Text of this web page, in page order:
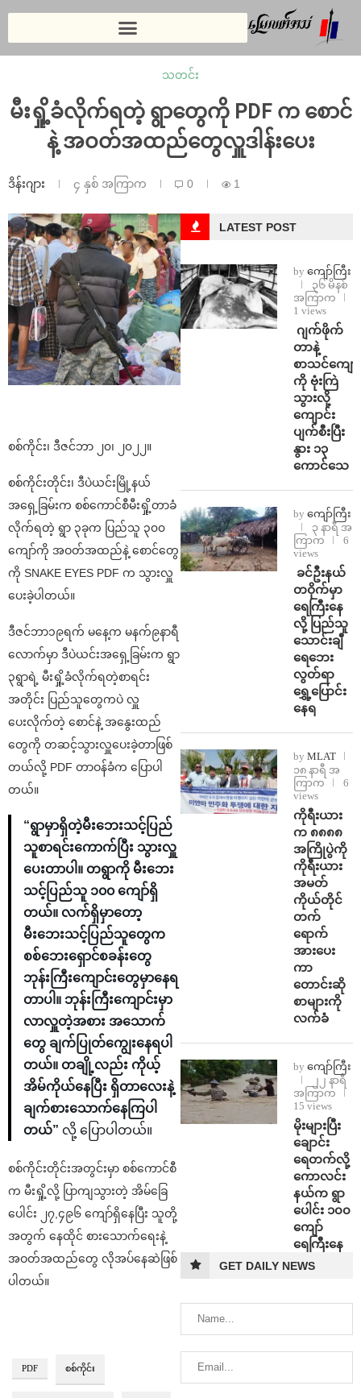
သတင်း
မီးရှို့ခံလိုက်ရတဲ့ ရွာတွေကို PDF က စောင်
နဲ့ အဝတ်အထည်တွေလှူဒါန်းပေး
ဒိန်းဂျား ၄ နှစ် အကြာက 0 1
စစ်ကိုင်း၊ ဒီဇင်ဘာ ၂၀၊ ၂၀၂၂။
စစ်ကိုင်းတိုင်း၊ ဒီပဲယင်းမြို့နယ်
အရှေ့ခြမ်းက စစ်ကောင်စီမီးရှို့တာခံ
လိုက်ရတဲ့ ရွာ ၃ခုက ပြည်သူ ၃၀၀
ကျော်ကို အဝတ်အထည်နဲ့ စောင်တွေ
ကို SNAKE EYES PDF က သွားလှူ
ပေးခဲ့ပါတယ်။
ဒီဇင်ဘာ၁၉ရက် မနေ့က မနက်၉နာရီ
လောက်မှာ ဒီပဲယင်းအရှေ့ခြမ်းက ရွာ
၃ရွာရဲ့ မီးရှို့ခံလိုက်ရတဲ့စာရင်း
အတိုင်း ပြည်သူတွေကပဲ လှူ
ပေးလိုက်တဲ့ စောင်နဲ့ အနွေးထည်
တွေကို တဆင့်သွားလှူပေးခဲ့တာဖြစ်
တယ်လို့ PDF တာဝန်ခံက ပြောပါ
တယ်။
“ရွာမှာရှိတဲ့မီးဘေးသင့်ပြည်
သူစာရင်းကောက်ပြီး သွားလှူ
ပေးတာပါ။ တရွာကို မီးဘေး
သင့်ပြည်သူ ၁၀၀ ကျော်ရှိ
တယ်။ လက်ရှိမှာတော့
မီးဘေးသင့်ပြည်သူ‌တွေက
စစ်ဘေးရှောင်စခန်းတွေ
ဘုန်းကြီးကျောင်းတွေမှာနေရ
တာပါ။ ဘုန်းကြီးကျောင်းမှာ
လာလှူတဲ့အစား အသောက်
တွေ ချက်ပြုတ်ကျွေးနေရပါ
တယ်။ တချို့လည်း ကိုယ့်
အိမ်ကိုယ်နေပြီး ရှိတာလေးနဲ့
ချက်စားသောက်နေကြပါ
တယ်” လို့ ပြောပါတယ်။
စစ်ကိုင်းတိုင်းအတွင်းမှာ စစ်ကောင်စီ
က မီးရှို့လို့ ပြာကျသွားတဲ့ အိမ်ခြေ
ပေါင်း ၂၇,၄၉၆ ကျော်ရှိနေပြီး သူတို့
အတွက် နေထိုင် စားသောက်ရေးနဲ့
အဝတ်အထည်တွေ လိုအပ်နေဆဲဖြစ်
ပါတယ်။
PDF စစ်ကိုင်း
LATEST POST
by ကျော်ကြီး
၃၆ မိနစ်
အကြာက
1 views
⁨⁩ ⁨ဂျက်ဖိုက်
တာနဲ့
စာသင်ကျော
ကို ဗုံးကြဲ
သွားလို့
ကျောင်း
ပျက်စီးပြီး
နွား ၁၃
ကောင်သေ
by ကျော်ကြီး
၃ နာရီ အ
ကြာက
6
views
⁩ ⁨ခင်ဦးနယ်
တဝိုက်မှာ
ရေကြီးနေ
လို့ ပြည်သူ
သောင်းချီ
ရေဘေး
လွတ်ရာ
ရွှေ့ပြောင်း
နေရ
by MLAT
၁၈ နာရီ အ
ကြာက
6
views
ကိုရီးယား
က ၈၈၈၈
အကြိုပွဲကို
ကိုရီးယား
အမတ်
ကိုယ်တိုင်
တက်
ရောက်
အားပေး
ကာ
တောင်းဆို
စာများကို
လက်ခံ
by ကျော်ကြီး
၂၂ နာရီ
အကြာက
15 views
⁨မိုးများပြီး
ချောင်း
ရေတက်လို့
ကောလင်း
နယ်က ရွာ
ပေါင်း ၁၀၀
ကျော်
ရေကြီးနေ
GET DAILY NEWS